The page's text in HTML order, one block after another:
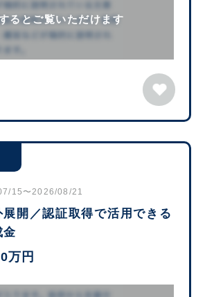
るとご覧いただけます
15〜2026/08/21
開／認証取得で活用できる
金
万円